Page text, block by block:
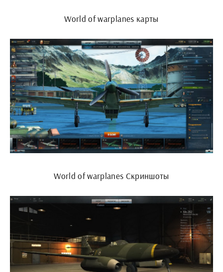
World of warplanes карты
World of warplanes Скриншоты